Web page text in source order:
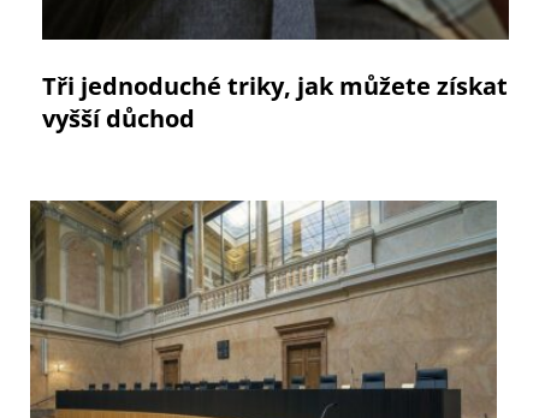
Tři jednoduché triky, jak můžete získat
vyšší důchod